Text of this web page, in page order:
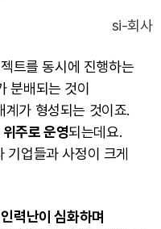
트를 동시에 진행하는
분배되는 것이
계가 형성되는 것이죠.
주로 운영되는데요.
기업들과 사정이 크게
력난이 심화하며